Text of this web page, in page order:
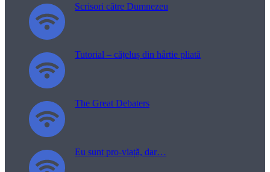
Scrisori către Dumnezeu
Tutorial – cățeluș din hârtie pliată
The Great Debaters
Eu sunt pro-viață, dar…